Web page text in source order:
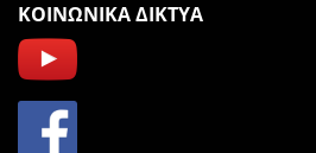
ΚΟΙΝΩΝΙΚΑ ΔΙΚΤΥΑ